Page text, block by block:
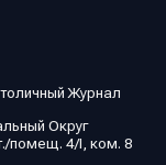
Журнал
Округ
помещ. 4/I, ком. 8